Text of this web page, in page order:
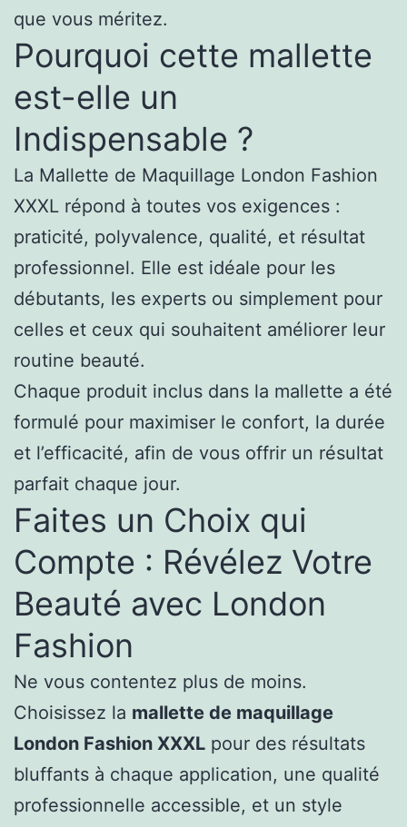
que vous méritez.
Pourquoi cette mallette
est-elle un
Indispensable ?
La Mallette de Maquillage London Fashion
XXXL répond à toutes vos exigences :
praticité, polyvalence, qualité, et résultat
professionnel. Elle est idéale pour les
débutants, les experts ou simplement pour
celles et ceux qui souhaitent améliorer leur
routine beauté.
Chaque produit inclus dans la mallette a été
formulé pour maximiser le confort, la durée
et l’efficacité, afin de vous offrir un résultat
parfait chaque jour.
Faites un Choix qui
Compte : Révélez Votre
Beauté avec London
Fashion
Ne vous contentez plus de moins.
Choisissez la mallette de maquillage
London Fashion XXXL pour des résultats
bluffants à chaque application, une qualité
professionnelle accessible, et un style